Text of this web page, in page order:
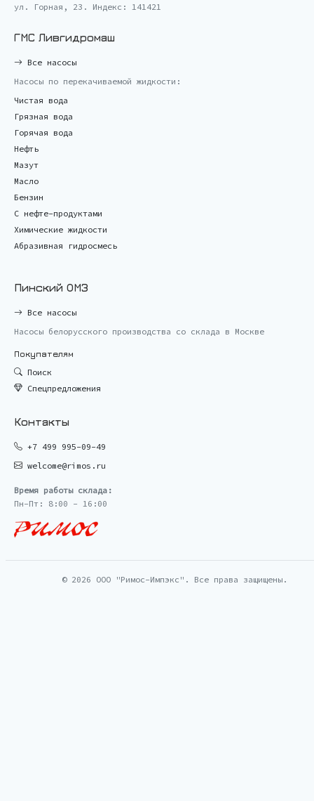
ул. Горная, 23. Индекс: 141421
ГМС Ливгидромаш
Все насосы
Насосы по перекачиваемой жидкости:
Чистая вода
Грязная вода
Горячая вода
Нефть
Мазут
Масло
Бензин
С нефте-продуктами
Химические жидкости
Абразивная гидросмесь
Пинский ОМЗ
Все насосы
Насосы белорусского производства со склада в Москве
Покупателям
Поиск
Спецпредложения
Контакты
+7 499 995-09-49
welcome@rimos.ru
Время работы склада:
Пн-Пт: 8:00 - 16:00
© 2026 ООО "Римос-Импэкс". Все права защищены.